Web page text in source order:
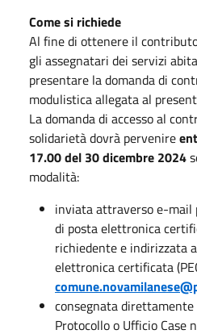
Come si richiede
Al fine di ottenere il
gli assegnatari dei servizi
presentare la domanda di
modulistica allegata al
La domanda di accesso al
solidarietà dovrà pervenire
17.00 del 30 dicembre 2024
modalità:
inviata attraverso e-mail
di posta elettronica
richiedente e indirizzata
elettronica certificata
consegnata direttamente
Protocollo o Ufficio Case